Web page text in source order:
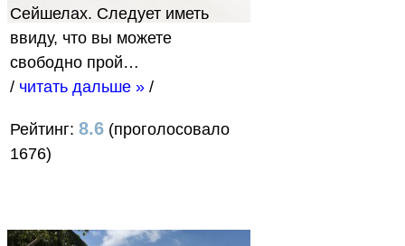
Сейшелах. Следует иметь
ввиду, что вы можете
свободно прой…
/ читать дальше » /
Рейтинг: 8.6 (проголосовало
1676)